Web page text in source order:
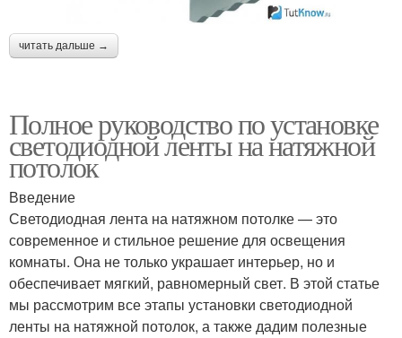
читать дальше →
Полное руководство по установке
светодиодной ленты на натяжной
потолок
Введение
Светодиодная лента на натяжном потолке — это
современное и стильное решение для освещения
комнаты. Она не только украшает интерьер, но и
обеспечивает мягкий, равномерный свет. В этой статье
мы рассмотрим все этапы установки светодиодной
ленты на натяжной потолок, а также дадим полезные